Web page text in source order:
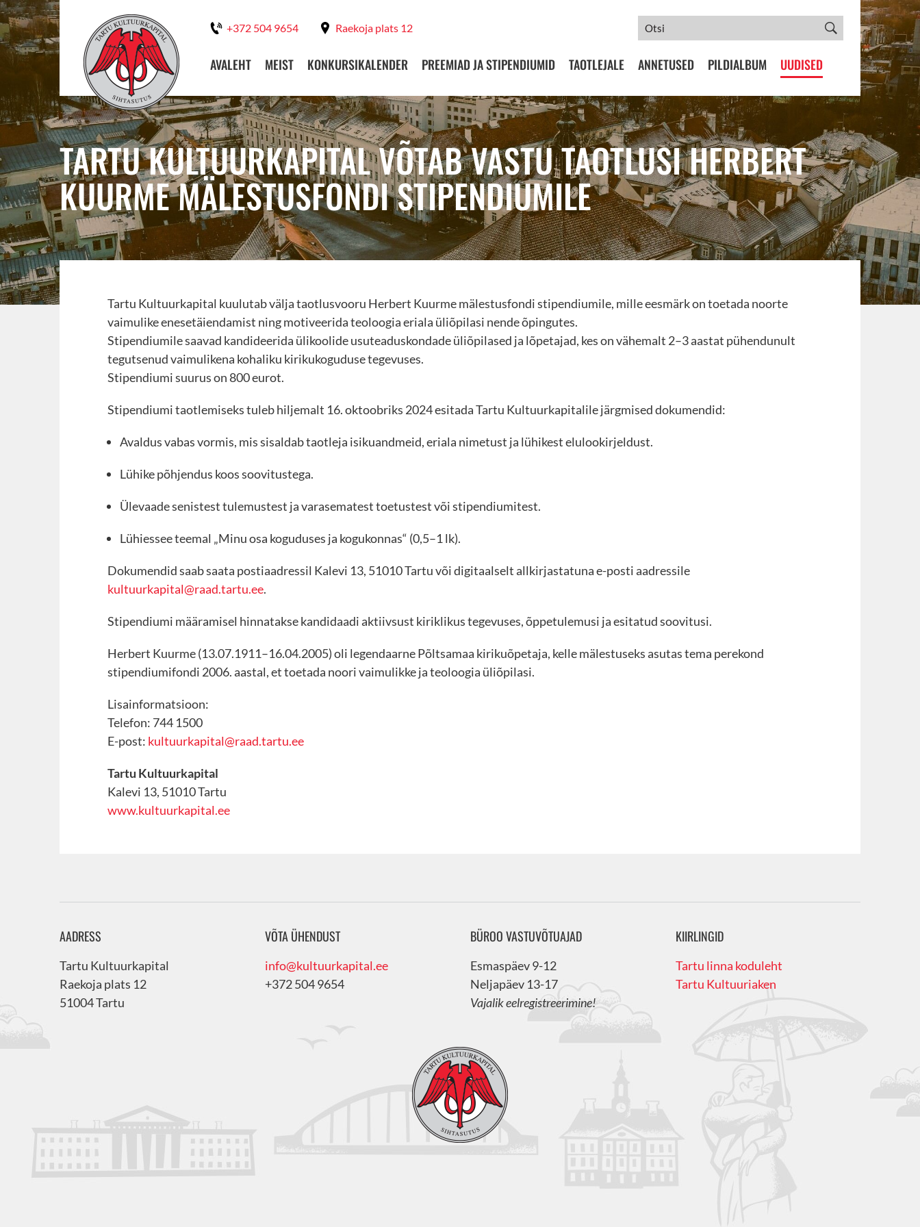
+372 504 9654 Raekoja plats 12
AVALEHT MEIST KONKURSIKALENDER PREEMIAD JA STIPENDIUMID TAOTLEJALE ANNETUSED PILDIALBUM UUDISED
TARTU KULTUURKAPITAL VÕTAB VASTU TAOTLUSI HERBERT
KUURME MÄLESTUSFONDI STIPENDIUMILE
Tartu Kultuurkapital kuulutab välja taotlusvooru Herbert Kuurme mälestusfondi stipendiumile, mille eesmärk on toetada noorte
vaimulike enesetäiendamist ning motiveerida teoloogia eriala üliõpilasi nende õpingutes.
Stipendiumile saavad kandideerida ülikoolide usuteaduskondade üliõpilased ja lõpetajad, kes on vähemalt 2–3 aastat pühendunult
tegutsenud vaimulikena kohaliku kirikukoguduse tegevuses.
Stipendiumi suurus on 800 eurot.
Stipendiumi taotlemiseks tuleb hiljemalt 16. oktoobriks 2024 esitada Tartu Kultuurkapitalile järgmised dokumendid:
Avaldus vabas vormis, mis sisaldab taotleja isikuandmeid, eriala nimetust ja lühikest elulookirjeldust.
Lühike põhjendus koos soovitustega.
Ülevaade senistest tulemustest ja varasematest toetustest või stipendiumitest.
Lühiessee teemal „Minu osa koguduses ja kogukonnas“ (0,5–1 lk).
Dokumendid saab saata postiaadressil Kalevi 13, 51010 Tartu või digitaalselt allkirjastatuna e-posti aadressile
kultuurkapital@raad.tartu.ee.
Stipendiumi määramisel hinnatakse kandidaadi aktiivsust kiriklikus tegevuses, õppetulemusi ja esitatud soovitusi.
Herbert Kuurme (13.07.1911–16.04.2005) oli legendaarne Põltsamaa kirikuõpetaja, kelle mälestuseks asutas tema perekond
stipendiumifondi 2006. aastal, et toetada noori vaimulikke ja teoloogia üliõpilasi.
Lisainformatsioon:
Telefon: 744 1500
E-post: kultuurkapital@raad.tartu.ee
Tartu Kultuurkapital
Kalevi 13, 51010 Tartu
www.kultuurkapital.ee
AADRESS
Tartu Kultuurkapital
Raekoja plats 12
51004 Tartu
VÕTA ÜHENDUST
info@kultuurkapital.ee
+372 504 9654
BÜROO VASTUVÕTUAJAD
Esmaspäev 9-12
Neljapäev 13-17
Vajalik eelregistreerimine!
KIIRLINGID
Tartu linna koduleht
Tartu Kultuuriaken